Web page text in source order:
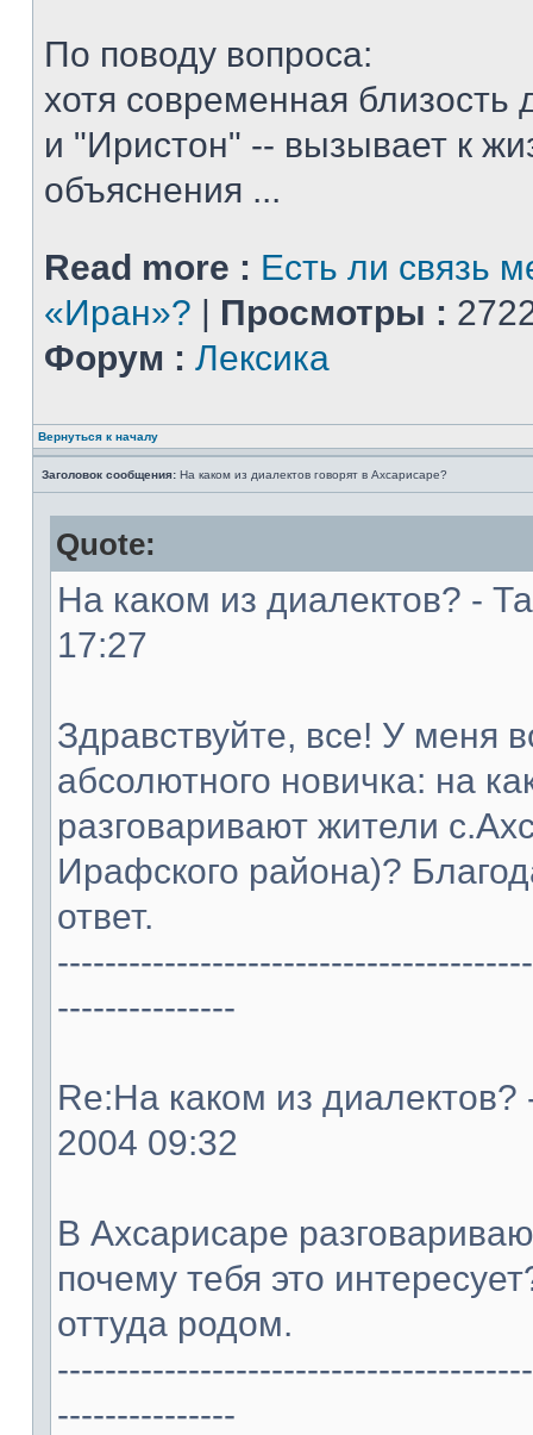
По поводу вопроса:
хотя современная близость
и "Иристон" -- вызывает к
объяснения ...
Read more : Есть ли связь
«Иран»? | Просмотры :
Форум : Лексика
Вернуться к началу
Заголовок сообщения: На каком из диалектов говорят в Ахсарисаре?
Quote:
На каком из диалектов? -
17:27
Здравствуйте, все! У меня
абсолютного новичка: на
разговаривают жители
Ирафского района)?
ответ.
---------------
Re:На каком из диалектов?
2004 09:32
В Ахсарисаре
почему тебя это
оттуда родом.
---------------